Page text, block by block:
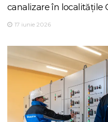
canalizare în localitățile
17 iunie 2026